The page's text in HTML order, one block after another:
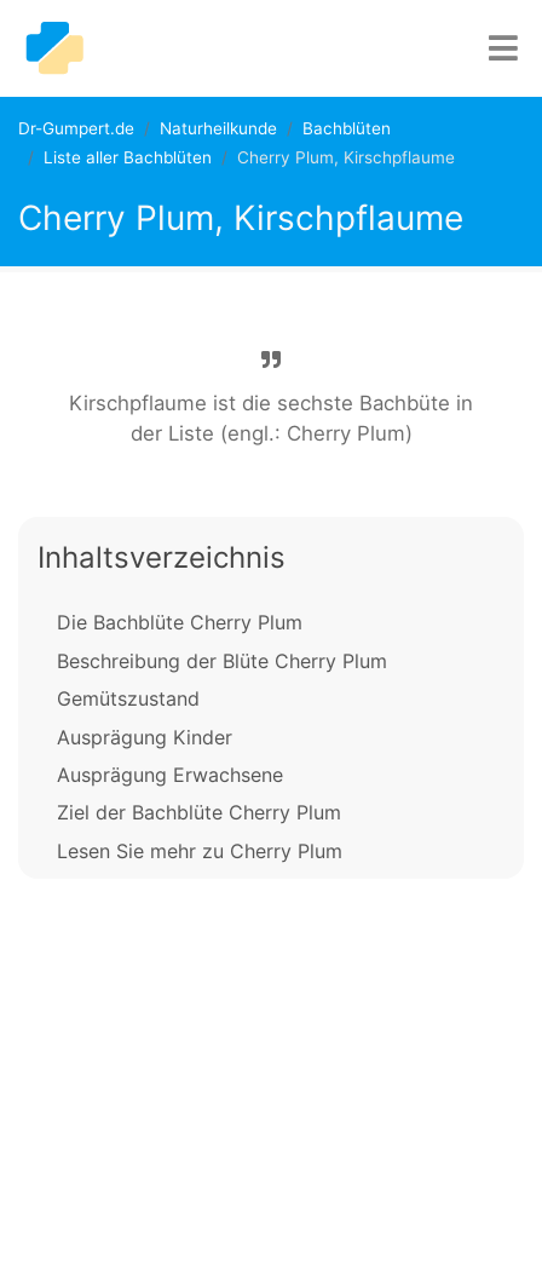
Dr-Gumpert.de Naturheilkunde
Bachblüten
Liste aller Bachblüten
Cherry Plum, Kirschpflaume
Cherry Plum, Kirschpflaume
Kirschpflaume ist die sechste Bachbüte in
der Liste (engl.: Cherry Plum)
Inhaltsverzeichnis
Die Bachblüte Cherry Plum
Beschreibung der Blüte Cherry Plum
Gemütszustand
Ausprägung Kinder
Ausprägung Erwachsene
Ziel der Bachblüte Cherry Plum
Lesen Sie mehr zu Cherry Plum